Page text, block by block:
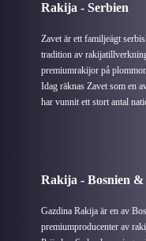
Rakija - Serbien
Zavet är ett familjeägt
tradition av
premiumrakijor på
Idag räknas Zavet som en
har vunnit ett stort antal
Rakija - Bosnien &
Gazdina Rakija är en av
premiumproducenter av